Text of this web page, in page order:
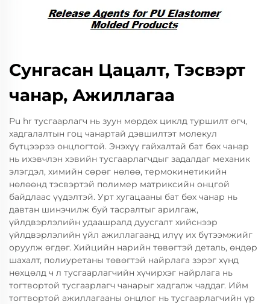
Сунгасан Цацалт, Тэсвэрт
чанар, Ажиллагаа
Pu hr тусгаарлагч нь зуун мөрдөх циклд туршилт өгч,
хадгалалтын гоц чанартай дэвшилтэт молекул
бүтцээрээ онцлогтой. Энэхүү гайхалтай бат бөх чанар
нь ихэвчлэн хэвийн тусгаарлагчдыг задалдаг механик
элэгдэл, химийн сөрөг нөлөө, термокинетикийн
нөлөөнд тэсвэртэй полимер матриксийн онцгой
байдлаас үүдэлтэй. Урт хугацааны бат бөх чанар нь
давтан шинэчилж буй тасралтыг арилгаж,
үйлдвэрлэлийн удаашралд дуусгалт хийснээр
үйлдвэрлэлийн үйл ажиллагаанд илүү их бүтээмжийг
оруулж өгдөг. Хийцийн нарийн төвөгтэй деталь, өндөр
шахалт, полиуретаны төвөгтэй найрлага зэрэг хүнд
нөхцөлд ч л тусгаарлагчийн хүчирхэг найрлага нь
тогтвортой тусгаарлагч чанарыг хадгалж чаддаг. Ийм
тогтвортой ажиллагааны онцлог нь тусгаарлагчийн үр